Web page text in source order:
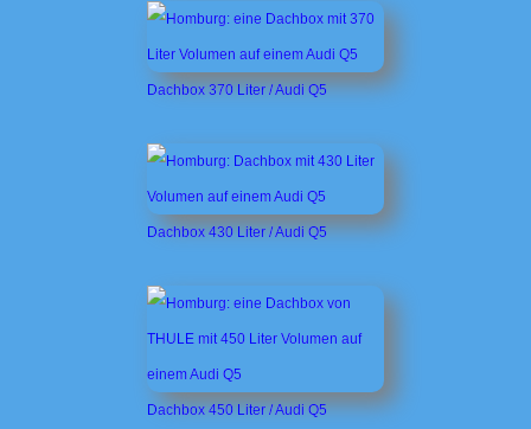
Dachbox 370 Liter / Audi Q5
Dachbox 430 Liter / Audi Q5
Dachbox 450 Liter / Audi Q5